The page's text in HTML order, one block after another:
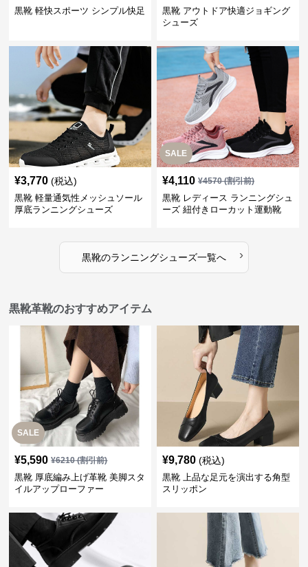
黒靴 軽快スポーツ シンプル快足
黒靴 アウトドア快適ジョギング
シューズ
¥3,770 (税込)
黒靴 軽量通気性メッシュソール
厚底ランニングシューズ
SALE
¥4,110 ¥4570(割引前)
黒靴 レディース ランニングシュ
ーズ 紐付きローカット運動靴
黒靴のランニングシューズ一覧へ ›
黒靴革靴のおすすめアイテム
SALE
¥5,590 ¥6210(割引前)
黒靴 厚底編み上げ革靴 美脚スタ
イルアップローファー
¥9,780 (税込)
黒靴 上品な足元を演出する角型
スリッポン